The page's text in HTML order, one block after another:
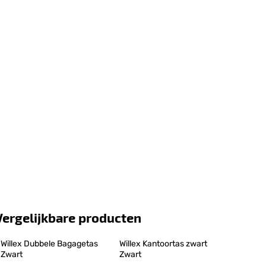
producten
Willex Dubbele Bagagetas
Zwart
Willex Kantoortas zwart
Zwart